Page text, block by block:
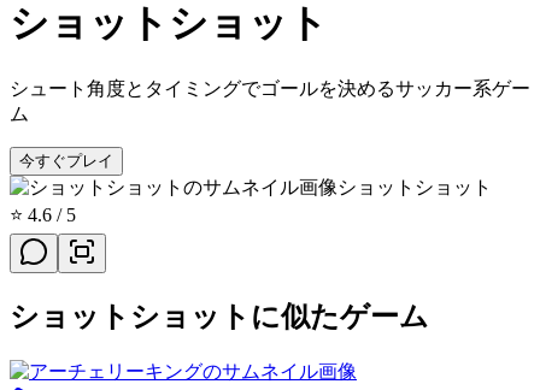
ショットショット
シュート角度とタイミングでゴールを決めるサッカー系ゲー
ム
今すぐプレイ
ショットショット
⭐ 4.6 / 5
ショットショットに似たゲーム